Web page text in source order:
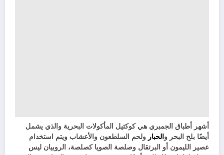
أشهر أطباق الجمبري هي كوكتيل المأكولات البحرية والذي يشمل
أيضًا بلح البحر والحبار ولحم السلطعون والأعشاب ويتم استخدام
عصير الليمون أو البرتقال وصلصة الصويا كصلصة، الروبيان ليس